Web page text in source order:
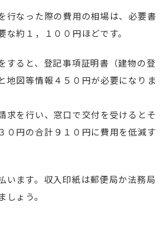
行なった際の費用の相場は、必要書
約１，１００円ほどです。
すると、登記事項証明書（建物の登
地図等情報４５０円が必要になりま
求を行い、窓口で交付を受けるとそ
０円の合計９１０円に費用を低減す
います。収入印紙は郵便局か法務局
ょう。